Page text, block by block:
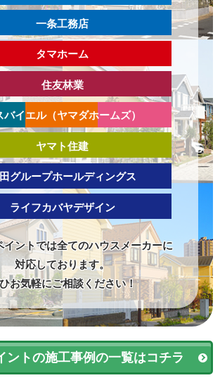
一条工務店
タマホーム
住友林業
バイエル（ヤマダホームズ）
ヤマト住建
グループホールディングス
ライフカバヤデザイン
イントでは全てのハウスメーカーに
対応しております。
お気軽にご相談ください！
ントの施工事例の一覧はコチラ